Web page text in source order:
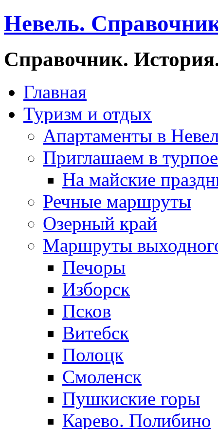
Невель.
Справочник.
Главная
Туризм и отдых
Апартаменты в
Приглашаем в
На майские
Речные маршруты
Озерный край
Маршруты
Печоры
Изборск
Псков
Витебск
Полоцк
Смоленск
Пушкиские горы
Карево. Полибино